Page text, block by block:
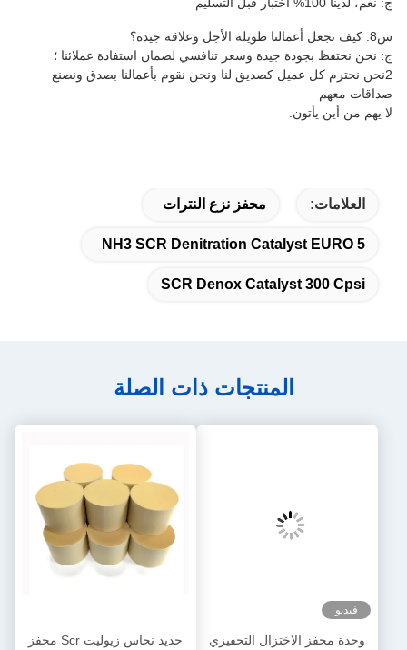
تنافسي لضمان استفادة عملائنا ؛
لنا ونحن نقوم بأعمالنا بصدق ونصنع
نزع النترات
NH3 SCR Denitration
SCR Denox
ذات الصلة
التحفيزي
حديد نحاس زيوليت Scr محفز